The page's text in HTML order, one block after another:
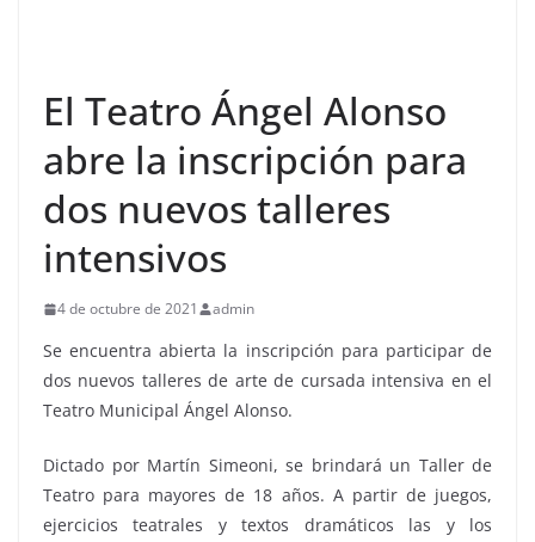
El Teatro Ángel Alonso
abre la inscripción para
dos nuevos talleres
intensivos
4 de octubre de 2021 admin
Se encuentra abierta la inscripción para participar de
dos nuevos talleres de arte de cursada intensiva en el
Teatro Municipal Ángel Alonso.
Dictado por Martín Simeoni, se brindará un Taller de
Teatro para mayores de 18 años. A partir de juegos,
ejercicios teatrales y textos dramáticos las y los